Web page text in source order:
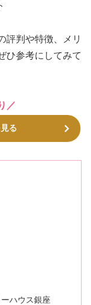
評判や特徴、メリ
ひ参考にしてみて
／
る
ハウス銀座